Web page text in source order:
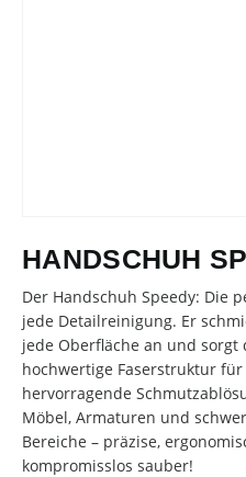
HANDSCHUH
Der Handschuh Speedy: Die
jede Detailreinigung. Er
jede Oberfläche an und sorgt
hochwertige Faserstruktur für
hervorragende
Möbel, Armaturen und
Bereiche – präzise,
kompromisslos sauber!